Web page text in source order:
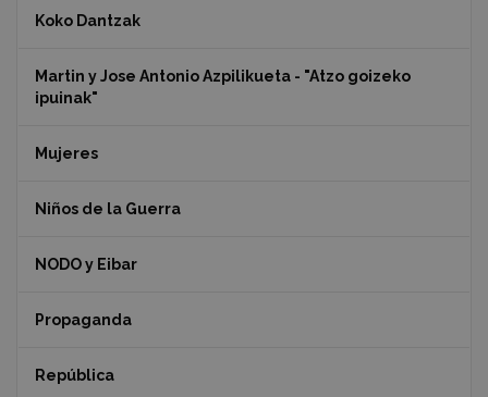
Koko Dantzak
Martin y Jose Antonio Azpilikueta - "Atzo goizeko
ipuinak"
Mujeres
Niños de la Guerra
NODO y Eibar
Propaganda
República